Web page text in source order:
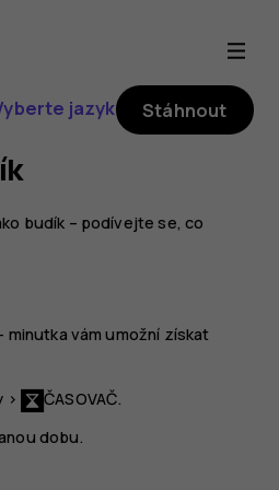
jazyk Stáhnout
budík – podívejte se, co
minutka vám umožní získat
> ČASOVAČ.
dobu.